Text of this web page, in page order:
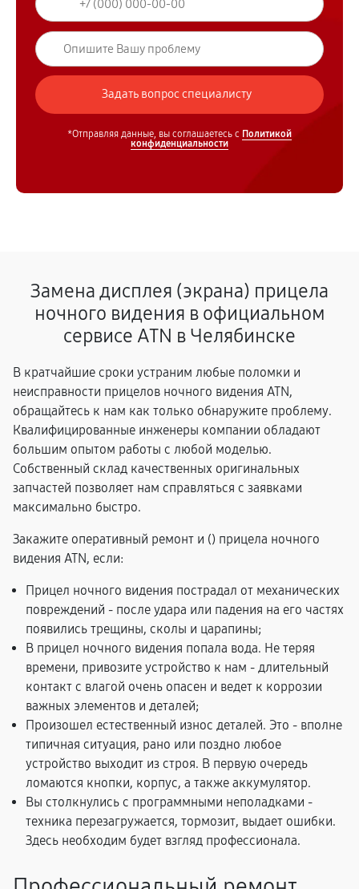
*Отправляя данные, вы соглашаетесь с Политикой
конфиденциальности
Замена дисплея (экрана) прицела
ночного видения в официальном
сервисе ATN в Челябинске
В кратчайшие сроки устраним любые поломки и
неисправности прицелов ночного видения ATN,
обращайтесь к нам как только обнаружите проблему.
Квалифицированные инженеры компании обладают
большим опытом работы с любой моделью.
Собственный склад качественных оригинальных
запчастей позволяет нам справляться с заявками
максимально быстро.
Закажите оперативный ремонт и () прицела ночного
видения ATN, если:
Прицел ночного видения пострадал от механических
повреждений - после удара или падения на его частях
появились трещины, сколы и царапины;
В прицел ночного видения попала вода. Не теряя
времени, привозите устройство к нам - длительный
контакт с влагой очень опасен и ведет к коррозии
важных элементов и деталей;
Произошел естественный износ деталей. Это - вполне
типичная ситуация, рано или поздно любое
устройство выходит из строя. В первую очередь
ломаются кнопки, корпус, а также аккумулятор.
Вы столкнулись с программными неполадками -
техника перезагружается, тормозит, выдает ошибки.
Здесь необходим будет взгляд профессионала.